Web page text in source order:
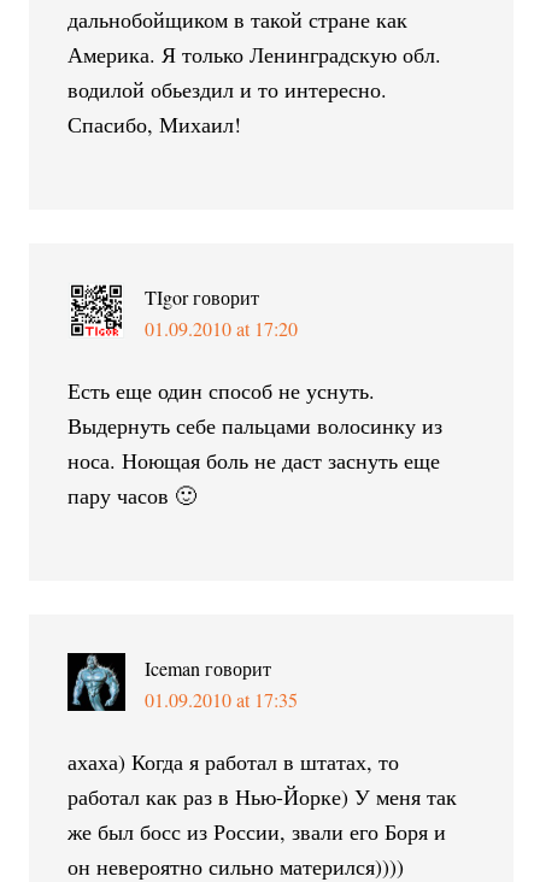
дальнобойщиком в такой стране как
Америка. Я только Ленинградскую обл.
водилой обьездил и то интересно.
Спасибо, Михаил!
TIgorговорит
01.09.2010 at 17:20
Есть еще один способ не уснуть.
Выдернуть себе пальцами волосинку из
носа. Ноющая боль не даст заснуть еще
пару часов 🙂
Iceman говорит
01.09.2010 at 17:35
ахаха) Когда я работал в штатах, то
работал как раз в Нью-Йорке) У меня так
же был босс из России, звали его Боря и
он невероятно сильно матерился))))